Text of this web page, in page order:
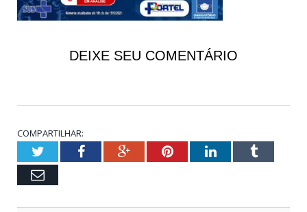
DEIXE SEU COMENTÁRIO
COMPARTILHAR:
TwitterFacebookGoogle+PinterestLinkedInTumblr
Email